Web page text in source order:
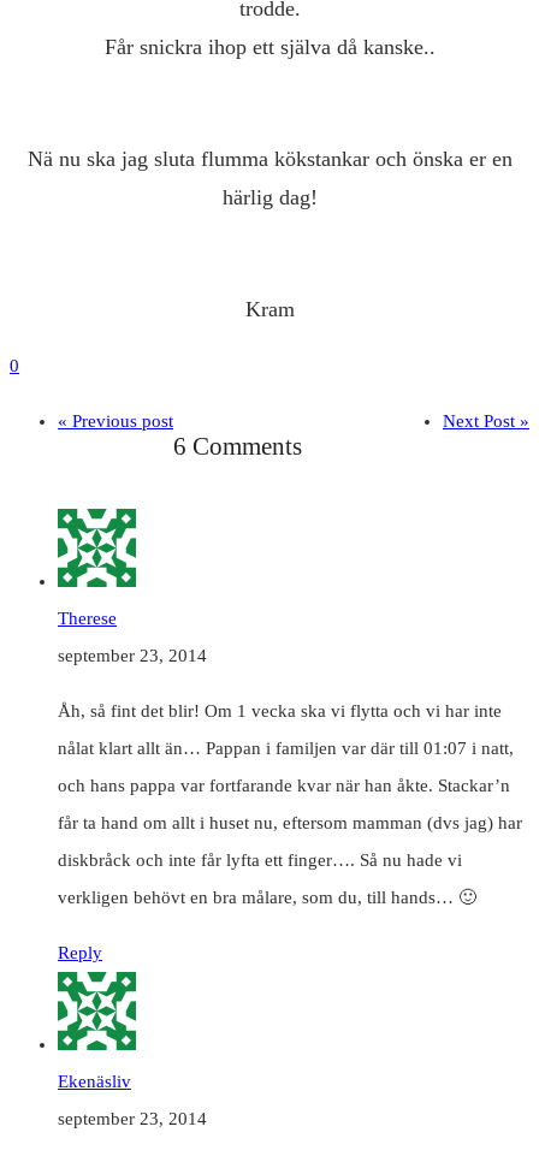
trodde.
Får snickra ihop ett själva då kanske..
Nä nu ska jag sluta flumma kökstankar och önska er en
härlig dag!
Kram
0
« Previous post Next Post »
6 Comments
Therese
september 23, 2014
Åh, så fint det blir! Om 1 vecka ska vi flytta och vi har inte
nålat klart allt än… Pappan i familjen var där till 01:07 i natt,
och hans pappa var fortfarande kvar när han åkte. Stackar’n
får ta hand om allt i huset nu, eftersom mamman (dvs jag) har
diskbråck och inte får lyfta ett finger…. Så nu hade vi
verkligen behövt en bra målare, som du, till hands… 🙂
Reply
Ekenäsliv
september 23, 2014